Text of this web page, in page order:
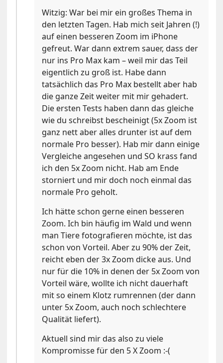
Witzig: War bei mir ein großes Thema in
den letzten Tagen. Hab mich seit Jahren (!)
auf einen besseren Zoom im iPhone
gefreut. War dann extrem sauer, dass der
nur ins Pro Max kam – weil mir das Teil
eigentlich zu groß ist. Habe dann
tatsächlich das Pro Max bestellt aber hab
die ganze Zeit weiter mit mir gehadert.
Die ersten Tests haben dann das gleiche
wie du schreibst bescheinigt (5x Zoom ist
ganz nett aber alles drunter ist auf dem
normale Pro besser). Hab mir dann einige
Vergleiche angesehen und SO krass fand
ich den 5x Zoom nicht. Hab am Ende
storniert und mir doch noch einmal das
normale Pro geholt.
Ich hätte schon gerne einen besseren
Zoom. Ich bin häufig im Wald und wenn
man Tiere fotografieren möchte, ist das
schon von Vorteil. Aber zu 90% der Zeit,
reicht eben der 3x Zoom dicke aus. Und
nur für die 10% in denen der 5x Zoom von
Vorteil wäre, wollte ich nicht dauerhaft
mit so einem Klotz rumrennen (der dann
unter 5x Zoom, auch noch schlechtere
Qualität liefert).
Aktuell sind mir das also zu viele
Kompromisse für den 5 X Zoom :-(